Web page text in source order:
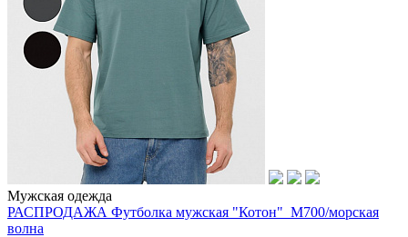
Мужская одежда
РАСПРОДАЖА Футболка мужская "Котон"_М700/морская
волна